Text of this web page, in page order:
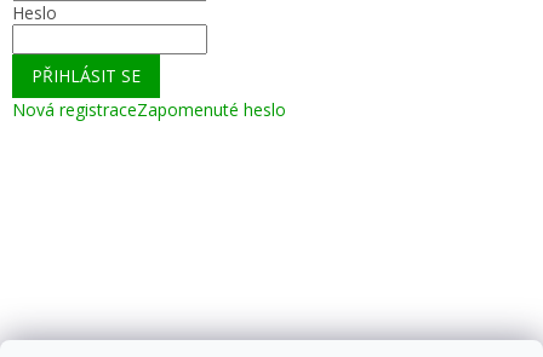
Heslo
PŘIHLÁSIT SE
Nová registraceZapomenuté heslo